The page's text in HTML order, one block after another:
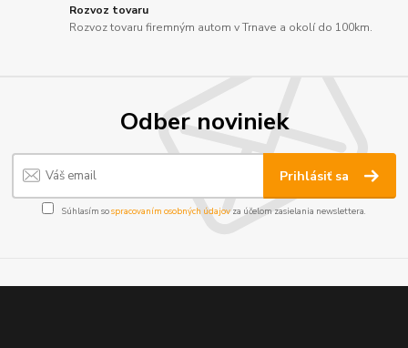
Rozvoz tovaru
Rozvoz tovaru firemným autom v Trnave a okolí do 100km.
Odber noviniek
Prihlásiť sa
Súhlasím sospracovaním osobných údajov za účelom zasielania newslettera.